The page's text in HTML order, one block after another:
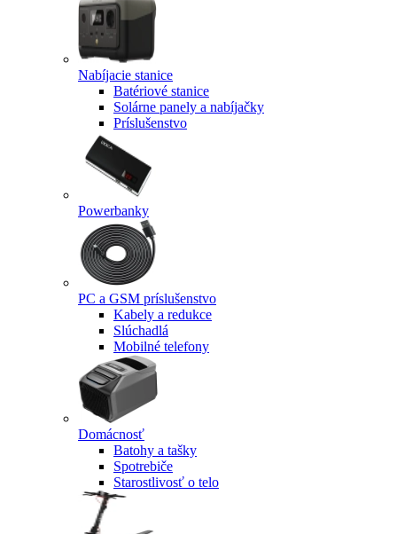
Nabíjacie stanice
Batériové stanice
Solárne panely a nabíjačky
Príslušenstvo
Powerbanky
PC a GSM príslušenstvo
Kabely a redukce
Slúchadlá
Mobilné telefony
Domácnosť
Batohy a tašky
Spotrebiče
Starostlivosť o telo